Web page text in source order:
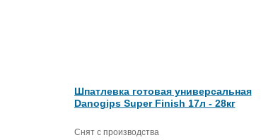
Шпатлевка готовая универсальная
Danogips Super Finish 17л - 28кг
Снят с производства